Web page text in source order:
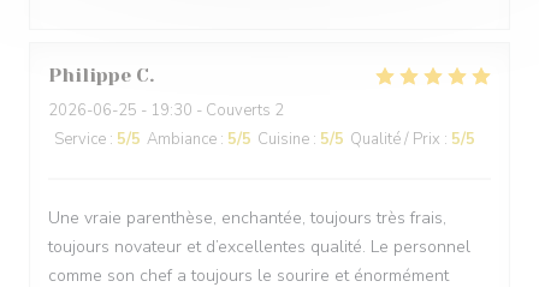
Philippe C
2026-06-25 - 19:30 - Couverts 2
Service : 5/5 Ambiance : 5/5 Cuisine : 5/5 Qualité / Prix : 5/5
Une vraie parenthèse, enchantée, toujours très frais,
toujours novateur et d’excellentes qualité. Le personnel
comme son chef a toujours le sourire et énormément